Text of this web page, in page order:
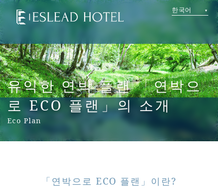
한국어
유익한 연박 플랜 「연박으
로 ECO 플랜」의 소개
Eco Plan
「연박으로 ECO 플랜」이란?